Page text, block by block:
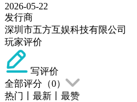
2026-05-22
发行商
深圳市五方互娱科技有限公司
玩家评价
写评价
全部评分（0）
热门
最新
最赞